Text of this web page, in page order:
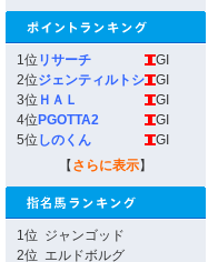
1位 リサーチ
GI
2位ジェンティルトシ
GI
3位 ＨＡＬ
GI
4位 PGOTTA2
GI
5位 しのくん
GI
【 さらに表示】
1位 ジャンゴッド
2位 エルドボルグ